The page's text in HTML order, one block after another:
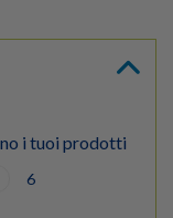
i tuoi prodotti
6